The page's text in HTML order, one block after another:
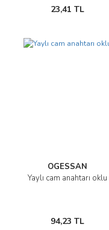
23,41 TL
OGESSAN
Yaylı cam anahtarı oklu
94,23 TL